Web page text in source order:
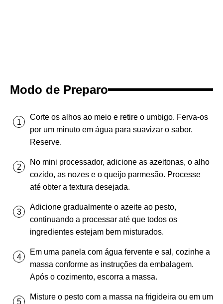
Modo de Preparo
Corte os alhos ao meio e retire o umbigo. Ferva-os
por um minuto em água para suavizar o sabor.
Reserve.
No mini processador, adicione as azeitonas, o alho
cozido, as nozes e o queijo parmesão. Processe
até obter a textura desejada.
Adicione gradualmente o azeite ao pesto,
continuando a processar até que todos os
ingredientes estejam bem misturados.
Em uma panela com água fervente e sal, cozinhe a
massa conforme as instruções da embalagem.
Após o cozimento, escorra a massa.
Misture o pesto com a massa na frigideira ou em um